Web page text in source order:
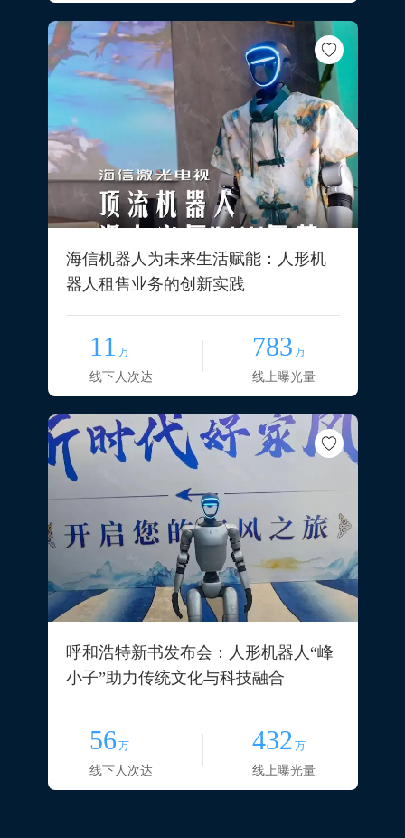
海信机器人为未来生活赋能：人形机
器人租售业务的创新实践
11 万
线下人次达
783 万
线上曝光量
呼和浩特新书发布会：人形机器人“峰
小子”助力传统文化与科技融合
56 万
线下人次达
432 万
线上曝光量